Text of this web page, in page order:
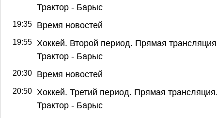
Трактор - Барыс
19:35 Время новостей
19:55
Хоккей. Второй период. Прямая
Трактор - Барыс
20:30 Время новостей
20:50
Хоккей. Третий период. Прямая
Трактор - Барыс